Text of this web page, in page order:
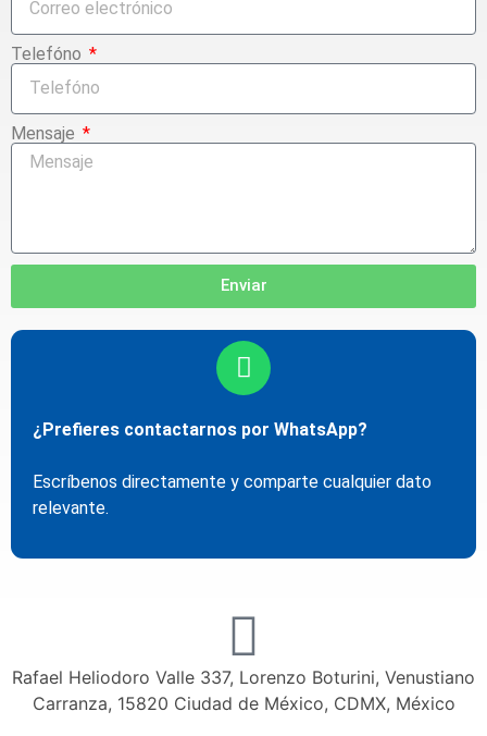
Telefóno
Mensaje
Enviar
¿Prefieres contactarnos por WhatsApp?
Escríbenos directamente y comparte cualquier dato
relevante.
Rafael Heliodoro Valle 337, Lorenzo Boturini, Venustiano
Carranza, 15820 Ciudad de México, CDMX, México